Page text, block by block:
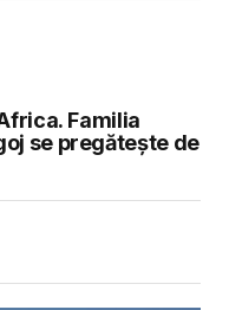
Familia
se pregătește de